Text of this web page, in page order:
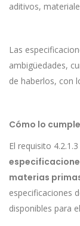
aditivos,
Las
ambigüedades,
de haberlos, con
Cómo lo
El requisito
materias
especificaciones
disponibles para